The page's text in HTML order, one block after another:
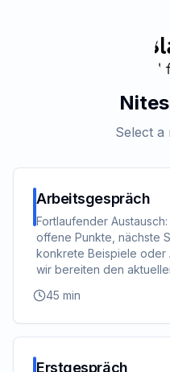
Select a
Arbeitsgespräch
Fortlaufender
offene Punkte, nächste
konkrete Beispiele
wir bereiten den
45 min
Erstgespräch